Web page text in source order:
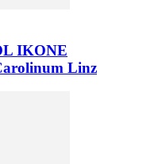
IKONE
Linz